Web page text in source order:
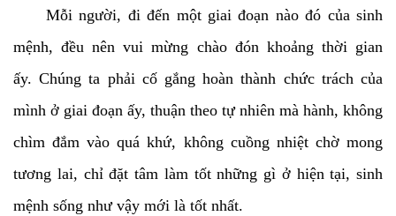
Mỗi người, đi đến một giai đoạn nào đó của sinh
mệnh, đều nên vui mừng chào đón khoảng thời gian
ấy.Chúng ta phải cố gắng hoàn thành chức trách của
mình ở giai đoạn ấy, thuận theo tự nhiên mà hành, không
chìm đắm vào quá khứ, không cuồng nhiệt chờ mong
tương lai, chỉ đặt tâm làm tốt những gì ở hiện tại, sinh
mệnh sống như vậy mới là tốt nhất.